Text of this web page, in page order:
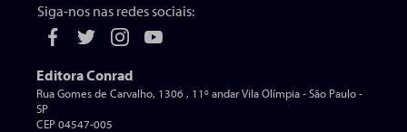
Siga-nos nas redes sociais:
Editora Conrad
Rua Gomes de Carvalho, 1306 , 11º andar Vila Olímpia - São Paulo -
SP
CEP 04547-005